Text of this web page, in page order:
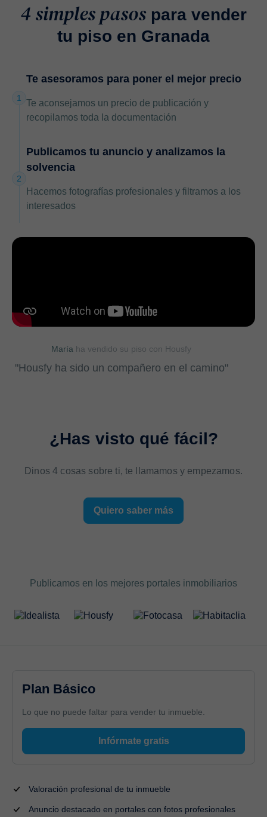
4 simples pasospara vender
tu piso en Granada
María ha vendido su piso con Housfy
"Housfy ha sido un compañero en el camino"
1
Te asesoramos para poner el mejor precio
Te aconsejamos un precio de publicación y
recopilamos toda la documentación
2
Publicamos tu anuncio y analizamos la
solvencia
Hacemos fotografías profesionales y filtramos a los
interesados
¿Has visto qué fácil?
Dinos 4 cosas sobre ti, te llamamos y empezamos.
Quiero saber más
Publicamos en los mejores portales inmobiliarios
Plan Básico
Lo que no puede faltar para vender tu inmueble.
Infórmate gratis
Valoración profesional de tu inmueble
Anuncio destacado en portales con fotos profesionales